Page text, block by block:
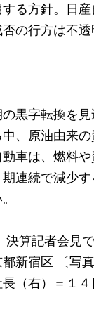
る方針。日
の行方は不透
黒字転換を
、原油由来
車は、燃料
連続で減少
決算記者会見
新宿区 〔写
（右）＝１